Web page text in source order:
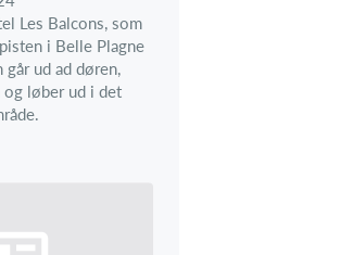
Les Balcons, som
i Belle Plagne
ud ad døren,
løber ud i det